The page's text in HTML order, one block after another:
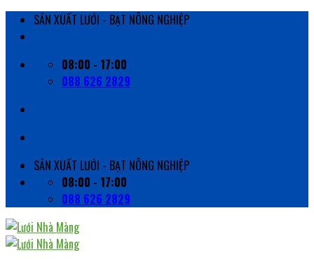
Skip
SẢN XUẤT LƯỚI - BẠT NÔNG NGHIỆP
08:00 - 17:00
088 626 2829
SẢN XUẤT LƯỚI - BẠT NÔNG NGHIỆP
08:00 - 17:00
088 626 2829